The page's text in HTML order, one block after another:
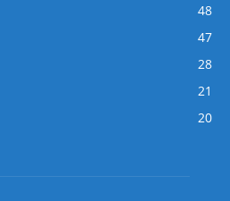
48
47
28
21
20